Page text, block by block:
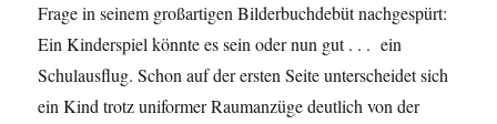
Frage in seinem großartigen Bilderbuchdebüt nachgespürt:
Ein Kinderspiel könnte es sein oder nun gut . . . ein
Schulausflug. Schon auf der ersten Seite unterscheidet sich
ein Kind trotz uniformer Raumanzüge deutlich von der